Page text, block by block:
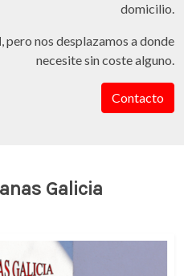
domicilio.
, pero nos desplazamos a donde
necesite sin coste alguno.
Contacto
Galicia